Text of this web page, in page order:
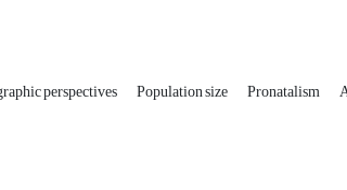
perspectives Population size Pronatalism